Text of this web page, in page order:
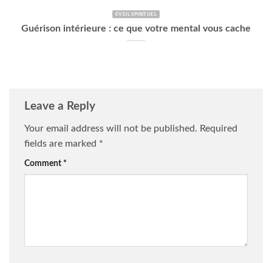
ÉVEIL SPIRITUEL
Guérison intérieure : ce que votre mental vous cache
Leave a Reply
Your email address will not be published. Required
fields are marked *
Comment *